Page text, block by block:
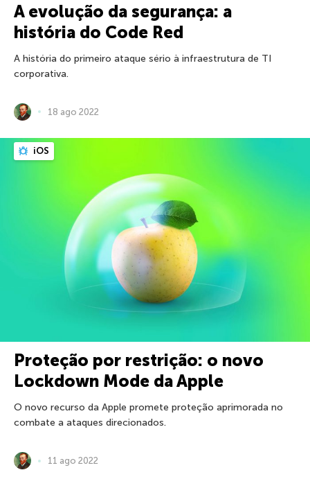
A evolução da segurança: a
história do Code Red
A história do primeiro ataque sério à infraestrutura de TI
corporativa.
18 ago 2022
iOS
Proteção por restrição: o novo
Lockdown Mode da Apple
O novo recurso da Apple promete proteção aprimorada no
combate a ataques direcionados.
11 ago 2022